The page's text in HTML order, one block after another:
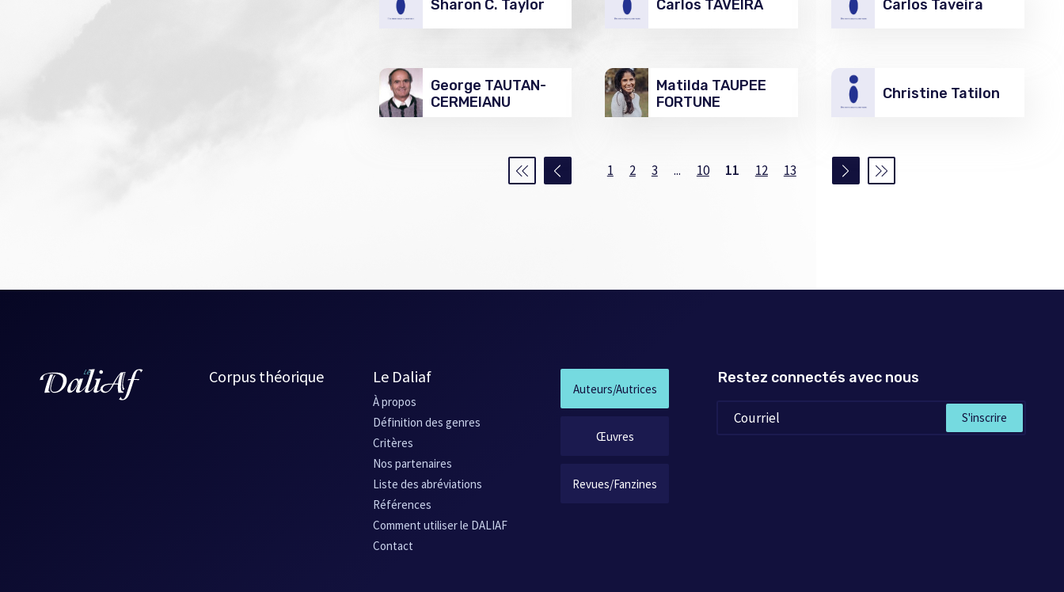
Sharon C. Taylor Carlos TAVEIRA Carlos Taveira
George TAUTAN-
CERMEIANU
Matilda TAUPEE
FORTUNE
Christine Tatilon
1 2 3 ... 10 11 12 13
Corpus théorique Le Daliaf
À propos
Définition des genres
Critères
Nos partenaires
Liste des abréviations
Références
Comment utiliser le DALIAF
Contact
Auteurs/Autrices
Œuvres
Revues/Fanzines
Restez connectés avec nous
S'inscrire